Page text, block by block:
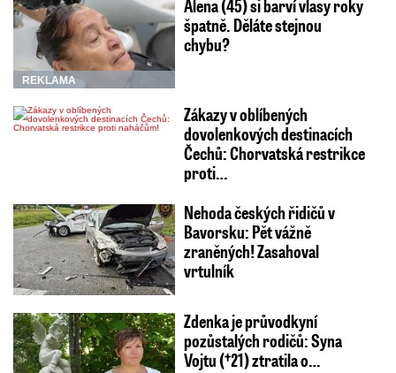
REKLAMA
Alena (45) si barví vlasy roky
špatně. Děláte stejnou
chybu?
Zákazy v oblíbených
dovolenkových destinacích
Čechů: Chorvatská restrikce
proti…
Nehoda českých řidičů v
Bavorsku: Pět vážně
zraněných! Zasahoval
vrtulník
Zdenka je průvodkyní
pozůstalých rodičů: Syna
Vojtu (†21) ztratila o…